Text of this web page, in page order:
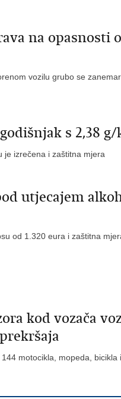
na opasnosti
vozilu grubo se
s 2,38
je izrečena i zaštitna mjera
utjecajem
od 1.320 eura i zaštitna
kod vozača
motocikla, mopeda,